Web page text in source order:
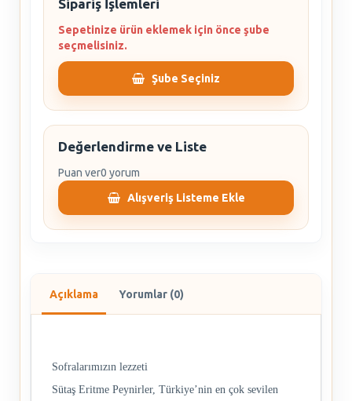
Sipariş İşlemleri
Sepetinize ürün eklemek için önce şube
seçmelisiniz.
Şube Seçiniz
Değerlendirme ve Liste
Puan ver0 yorum
Alışveriş Listeme Ekle
Açıklama Yorumlar (0)
Sofralarımızın lezzeti
Sütaş Eritme Peynirler, Türkiye’nin en çok sevilen